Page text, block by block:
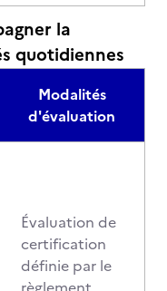
la
quotidiennes
Modalités
d'évaluation
Évaluation de
certification
définie par le